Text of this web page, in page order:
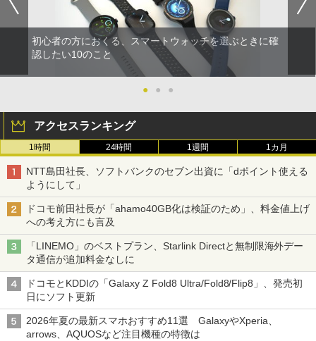
初心者の方におくる、スマートウォッチを選ぶときに確
認したい10のこと
● ● ●
アクセスランキング
1時間 24時間 1週間 1カ月
NTT島田社長、ソフトバンクのセブン出資に「dポイント使える
ようにして」
ドコモ前田社長が「ahamo40GB化は検証のため」、料金値上げ
への考え方にも言及
「LINEMO」のベストプラン、Starlink Directと無制限海外デー
タ通信が追加料金なしに
ドコモとKDDIの「Galaxy Z Fold8 Ultra/Fold8/Flip8」、発売初
日にソフト更新
2026年夏の最新スマホおすすめ11選 GalaxyやXperia、
arrows、AQUOSなど注目機種の特徴は